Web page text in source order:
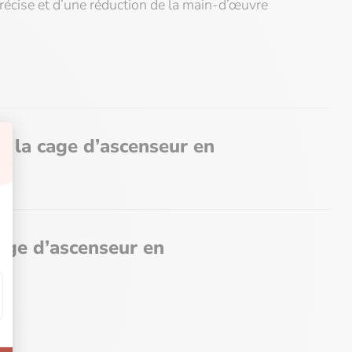
et d’une réduction de la main-d’œuvre
la cage d’ascenseur en
16 à 30 cm
de contreventement pour faire une stabilité
structure étanche et coupe-feu
d’ascenseur en
temps de construction